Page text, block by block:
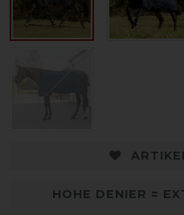
HOHE DENIER =